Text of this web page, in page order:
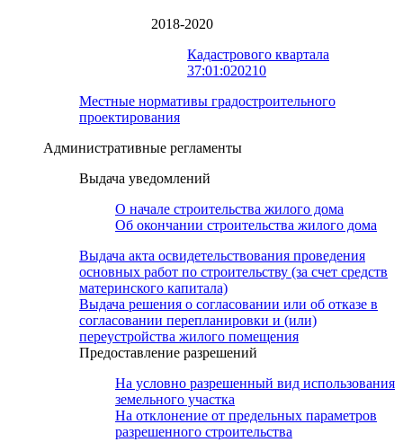
2018-2020
Кадастрового квартала
37:01:020210
Местные нормативы градостроительного
проектирования
Административные регламенты
Выдача уведомлений
О начале строительства жилого дома
Об окончании строительства жилого дома
Выдача акта освидетельствования проведения
основных работ по строительству (за счет средств
материнского капитала)
Выдача решения о согласовании или об отказе в
согласовании перепланировки и (или)
переустройства жилого помещения
Предоставление разрешений
На условно разрешенный вид использования
земельного участка
На отклонение от предельных параметров
разрешенного строительства